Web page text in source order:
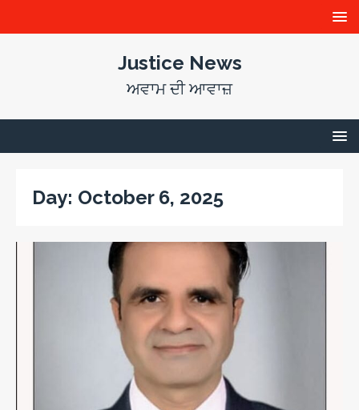
Justice News
ਅਵਾਮ ਦੀ ਆਵਾਜ਼
Day: October 6, 2025